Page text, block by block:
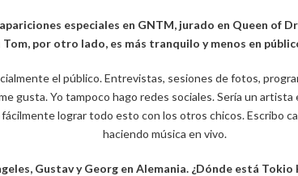
especiales en GNTM, jurado en Queen of
por otro lado, es más tranquilo y menos en
el público. Entrevistas, sesiones de fotos,
gusta. Yo tampoco hago redes sociales. Sería un
lograr todo esto con los otros chicos. Escribo
haciendo música en vivo.
Gustav y Georg en Alemania. ¿Dónde está